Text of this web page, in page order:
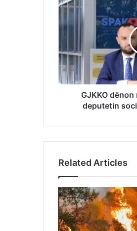
GJKKO
deputetin
Related Articles